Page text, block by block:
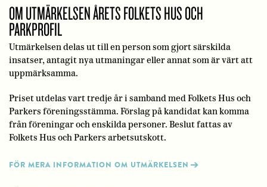
OM UTMÄRKELSEN ÅRETS FOLKETS HUS OCH
PARKPROFIL
Utmärkelsen delas ut till en person som gjort särskilda
insatser, antagit nya utmaningar eller annat som är värt att
uppmärksamma.
Priset utdelas vart tredje år i samband med Folkets Hus och
Parkers föreningsstämma. Förslag på kandidat kan komma
från föreningar och enskilda personer. Beslut fattas av
Folkets Hus och Parkers arbetsutskott.
FÖR MERA INFORMATION OM UTMÄRKELSEN